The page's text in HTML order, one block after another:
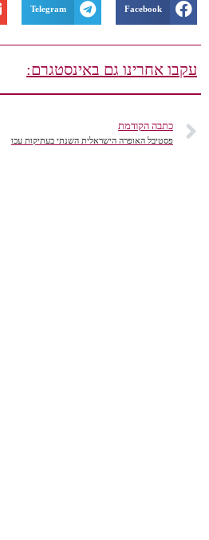
Facebook
Telegram
עקבו אחרינו גם באינסטגרם:
כתבה הקודמת
פסטיבל האופרה הישראלית השנתי בעתיקות עכו